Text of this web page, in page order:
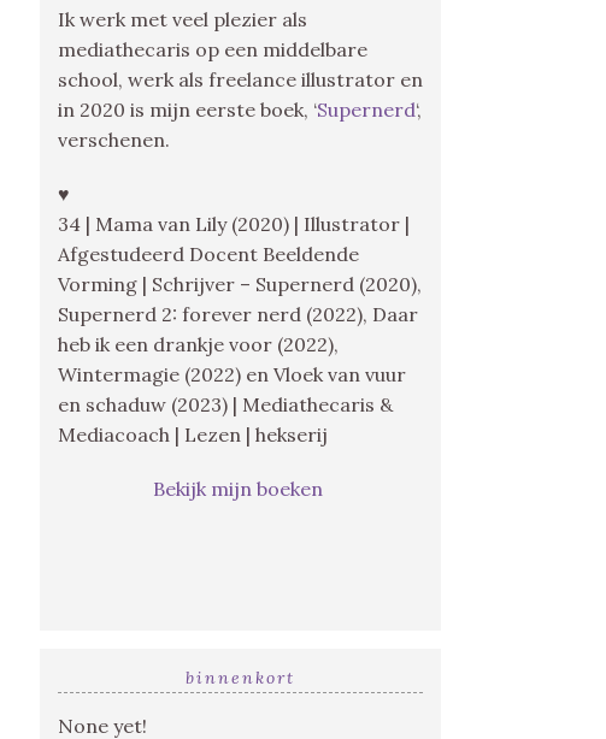
Ik werk met veel plezier als
mediathecaris op een middelbare
school, werk als freelance illustrator en
in 2020 is mijn eerste boek, ‘Supernerd‘,
verschenen.
♥
34 | Mama van Lily (2020) | Illustrator |
Afgestudeerd Docent Beeldende
Vorming | Schrijver – Supernerd (2020),
Supernerd 2: forever nerd (2022), Daar
heb ik een drankje voor (2022),
Wintermagie (2022) en Vloek van vuur
en schaduw (2023) | Mediathecaris &
Mediacoach | Lezen | hekserij
Bekijk mijn boeken
binnenkort
None yet!